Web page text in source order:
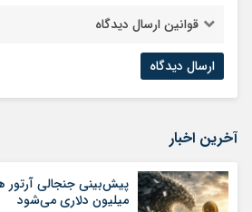
قوانین ارسال دیدگاه
آخرین اخبار
پیش‌بینی جنجالی
میلیون دلاری می‌شود